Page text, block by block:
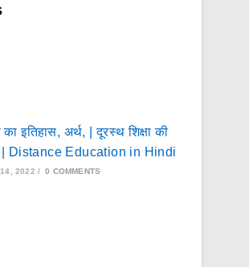
का इतिहास, अर्थ, | दूरस्थ शिक्षा की
Distance Education in Hindi
2022 / 0 COMMENTS